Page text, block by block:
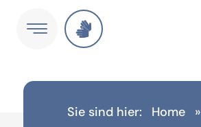
Sie sind hier: Home »